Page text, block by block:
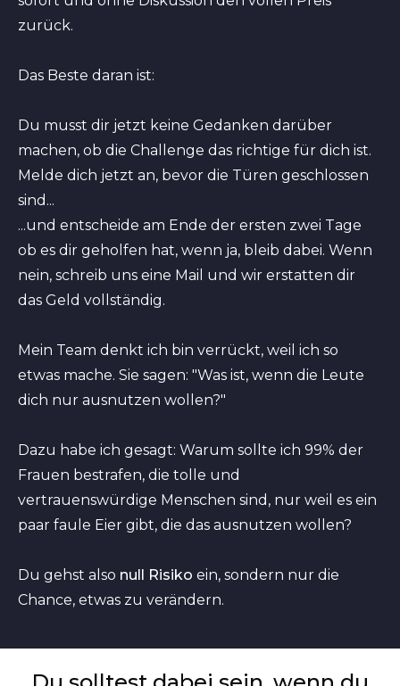
zurück.
Das Beste daran ist:
Du musst dir jetzt keine Gedanken darüber
machen, ob die Challenge das richtige für dich ist.
Melde dich jetzt an, bevor die Türen geschlossen
sind...
...und entscheide am Ende der ersten zwei Tage
ob es dir geholfen hat, wenn ja, bleib dabei. Wenn
nein, schreib uns eine Mail und wir erstatten dir
das Geld vollständig.
Mein Team denkt ich bin verrückt, weil ich so
etwas mache. Sie sagen: "Was ist, wenn die Leute
dich nur ausnutzen wollen?"
Dazu habe ich gesagt: Warum sollte ich 99% der
Frauen bestrafen, die tolle und
vertrauenswürdige Menschen sind, nur weil es ein
paar faule Eier gibt, die das ausnutzen wollen?
Du gehst also null Risiko ein, sondern nur die
Chance, etwas zu verändern.